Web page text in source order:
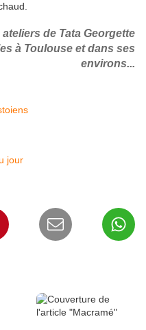
de Tata Georgette
à Toulouse et dans ses
environs...
jour